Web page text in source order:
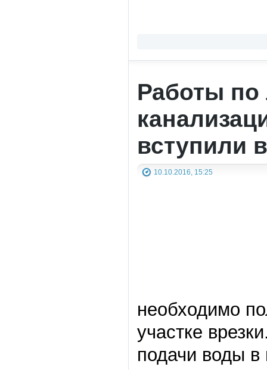
Работы по
вступили
10.10.2016, 15:25
необходимо
участке
подачи воды